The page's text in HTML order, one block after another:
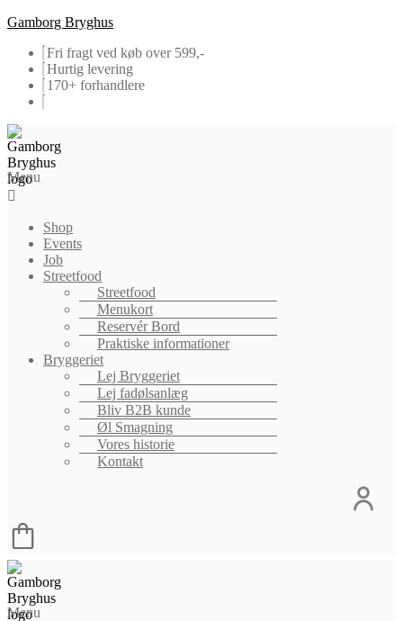
Gamborg Bryghus
Fri fragt ved køb over 599,-
Hurtig levering
170+ forhandlere
Menu
Shop
Events
Job
Streetfood
Streetfood
Menukort
Reservér Bord
Praktiske informationer
Bryggeriet
Lej Bryggeriet
Lej fadølsanlæg
Bliv B2B kunde
Øl Smagning
Vores historie
Kontakt
Menu